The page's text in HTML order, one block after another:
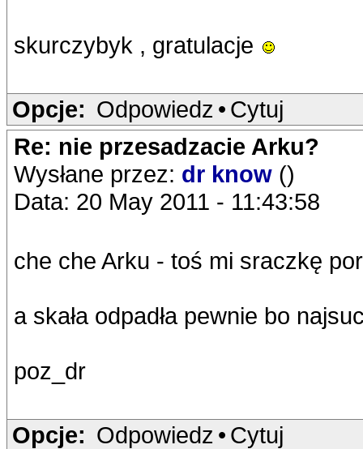
skurczybyk , gratulacje
Opcje: Odpowiedz • Cytuj
Re: nie przesadzacie Arku?
Wysłane przez: dr know ()
Data: 20 May 2011 - 11:43:58
che che Arku - toś mi sraczkę
a skała odpadła pewnie bo
poz_dr
Opcje: Odpowiedz • Cytuj